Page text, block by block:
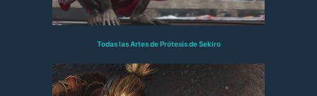
Todas las Artes de Prótesis de Sekiro